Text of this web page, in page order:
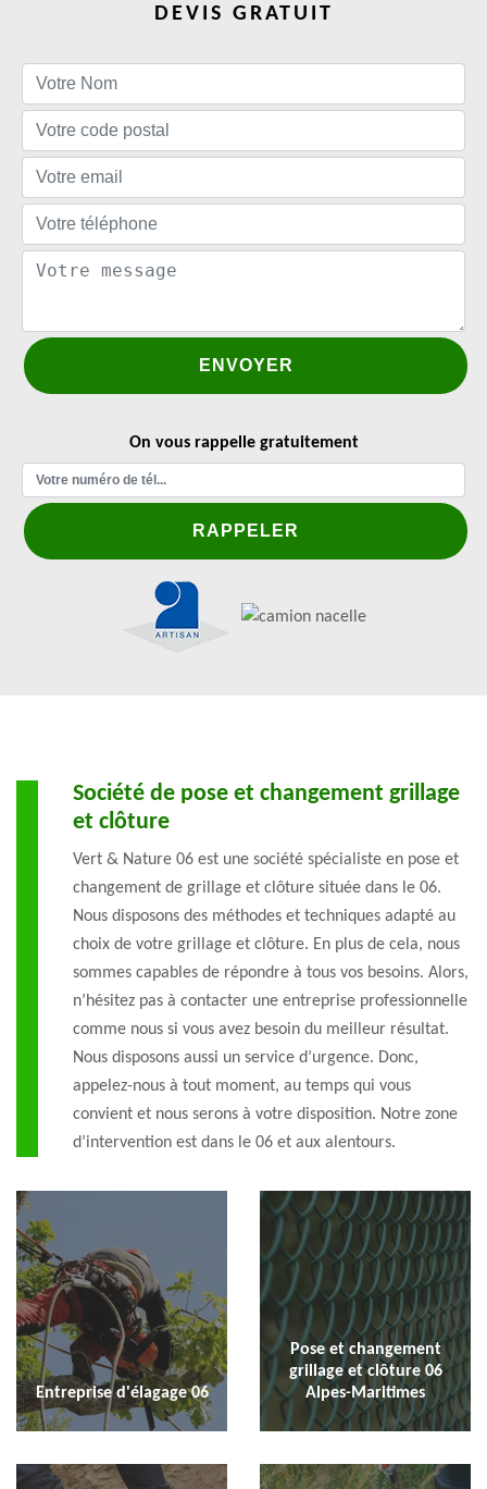
DEVIS GRATUIT
On vous rappelle gratuitement
Société de pose et changement grillage
et clôture
Vert & Nature 06 est une société spécialiste en pose et
changement de grillage et clôture située dans le 06.
Nous disposons des méthodes et techniques adapté au
choix de votre grillage et clôture. En plus de cela, nous
sommes capables de répondre à tous vos besoins. Alors,
n’hésitez pas à contacter une entreprise professionnelle
comme nous si vous avez besoin du meilleur résultat.
Nous disposons aussi un service d’urgence. Donc,
appelez-nous à tout moment, au temps qui vous
convient et nous serons à votre disposition. Notre zone
d’intervention est dans le 06 et aux alentours.
Entreprise d'élagage 06
Pose et changement
grillage et clôture 06
Alpes-Maritimes